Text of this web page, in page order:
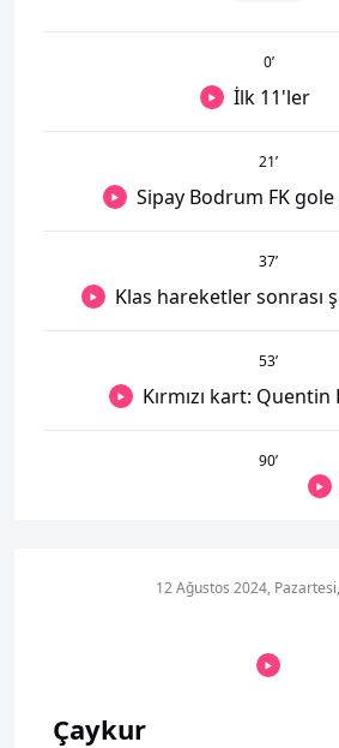
0’
İlk 11'ler
21’
Sipay Bodrum FK gole
37’
Klas hareketler sonrası
53’
Kırmızı kart:
90’
Çaykur
12 Ağustos 2024,